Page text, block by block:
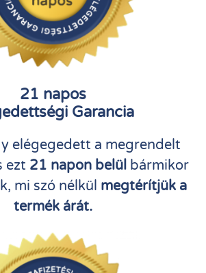
21 napos
Garancia
elégegedett a megrendelt
ezt 21 napon belülbármikor
mi szó nélkül megtérítjük a
termék árát.